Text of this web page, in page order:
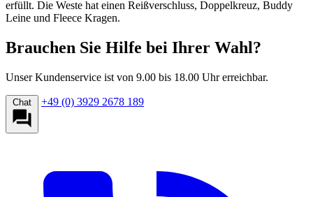
erfüllt. Die Weste hat einen Reißverschluss, Doppelkreuz, Buddy
Leine und Fleece Kragen.
Brauchen Sie Hilfe bei Ihrer Wahl?
Unser Kundenservice ist von 9.00 bis 18.00 Uhr erreichbar.
Chat +49 (0) 3929 2678 189